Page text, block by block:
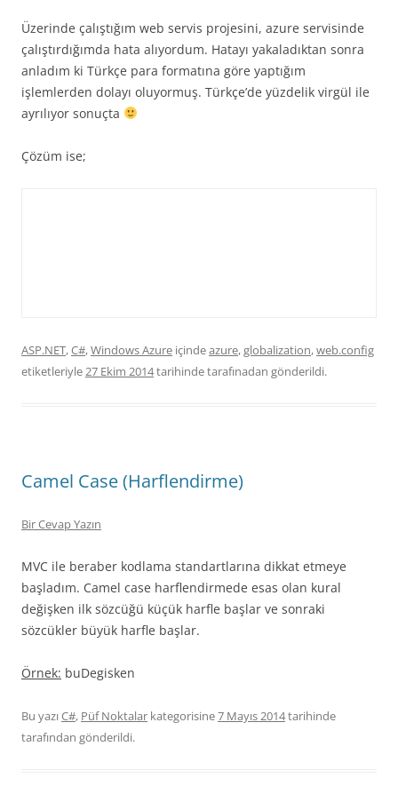
Üzerinde çalıştığım web servis projesini, azure servisinde
çalıştırdığımda hata alıyordum. Hatayı yakaladıktan sonra
anladım ki Türkçe para formatına göre yaptığım
işlemlerden dolayı oluyormuş. Türkçe’de yüzdelik virgül ile
ayrılıyor sonuçta
Çözüm ise;
ASP.NET,C#,Windows Azure içindeazure,globalization,web.config
etiketleriyle27 Ekim 2014tarihindetarafınadan gönderildi.
Camel Case (Harflendirme)
Bir Cevap Yazın
MVC ile beraber kodlama standartlarına dikkat etmeye
başladım. Camel case harflendirmede esas olan kural
değişken ilk sözcüğü küçük harfle başlar ve sonraki
sözcükler büyük harfle başlar.
Örnek: buDegisken
Bu yazıC#, Püf Noktalar kategorisine7 Mayıs 2014tarihinde
tarafından gönderildi.